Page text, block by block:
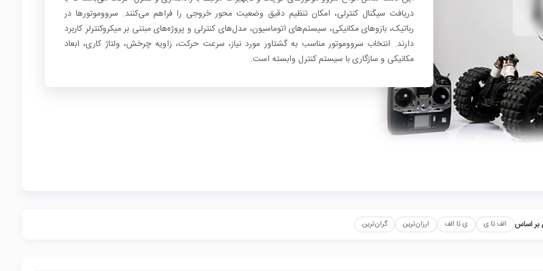
دریافت سیگنال کنترلی، امکان تنظیم دقیق وضعیت محور خروجی را فراهم می‌کنند. سرووموتورها در
رباتیک، بازوهای مکانیکی، سیستم‌های اتوماسیون، مدل‌های کنترلی و پروژه‌های مبتنی بر میکروکنترلر کاربرد
دارند. انتخاب سرووموتور مناسب به گشتاور مورد نیاز، سرعت حرکت، زاویه چرخش، ولتاژ کاری، ابعاد
مکانیکی و سازگاری با سیستم کنترل وابسته است.
بر اساس الف تا ی ی تا الف ارزان‌ترین گران‌ترین